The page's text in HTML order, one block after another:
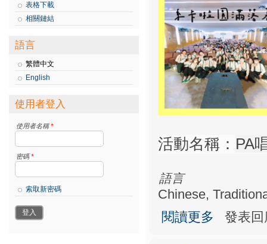
表格下載
相關鏈結
語言
繁體中文
English
使用者登入
使用者名稱*
密碼*
索取新密碼
活動名稱： PA
語言
Chinese,
閱讀更多
關於PA唱片行
發表